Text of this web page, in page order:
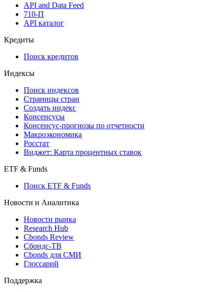
API and Data Feed
710-П
API каталог
Кредиты
Поиск кредитов
Индексы
Поиск индексов
Страницы стран
Создать индекс
Консенсусы
Консенсус-прогнозы по отчетности
Макроэкономика
Росстат
Виджет: Карта процентных ставок
ETF & Funds
Поиск ETF & Funds
Новости и Аналитика
Новости рынка
Research Hub
Cbonds Review
Сбондс-ТВ
Cbonds для СМИ
Глоссарий
Поддержка